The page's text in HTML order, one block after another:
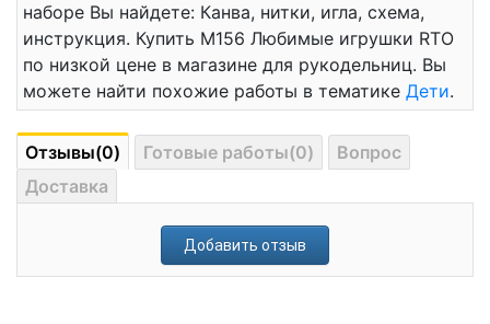
наборе Вы найдете: Канва, нитки, игла, схема,
инструкция. Купить М156 Любимые игрушки RTO
по низкой цене в магазине для рукодельниц. Вы
можете найти похожие работы в тематике Дети.
Отзывы(0) Готовые работы(0)
Вопрос
Доставка
Добавить отзыв